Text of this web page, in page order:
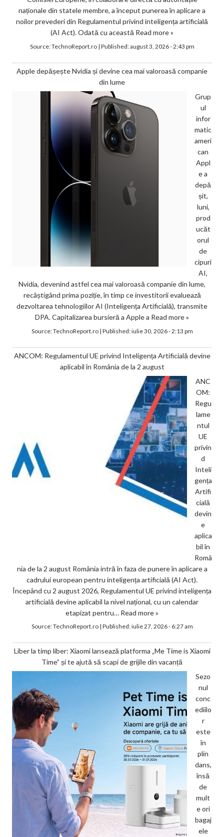
naționale din statele membre, a început punerea în aplicare a
noilor prevederi din Regulamentul privind inteligența artificială
(AI Act). Odată cu această Read more »
Source:TechnoReport.ro| Published:august 3, 2026 - 2:43 pm
Apple depășește Nvidia și devine cea mai valoroasă companie
din lume
Grup
ul
infor
matic
ameri
can
Appl
e a
depă
șit,
luni,
prod
ucăt
orul
de
cipuri
AI,
Nvidia, devenind astfel cea mai valoroasă companie din lume,
recâștigând prima poziție, în timp ce investitorii evaluează
dezvoltarea tehnologiilor AI (Inteligența Artificială), transmite
DPA. Capitalizarea bursieră a Apple a Read more »
Source:TechnoReport.ro| Published:iulie 30, 2026 - 2:13 pm
ANCOM: Regulamentul UE privind Inteligența Artificială devine
aplicabil în România de la 2 august
ANC
OM:
Regu
lame
ntul
UE
privin
d
Inteli
gența
Artifi
cială
devin
e
aplica
bil în
Româ
nia de la 2 august România intră în faza de punere în aplicare a
cadrului european pentru inteligența artificială (AI Act).
Începând cu 2 august 2026, Regulamentul UE privind inteligența
artificială devine aplicabil la nivel național, cu un calendar
etapizat pentru… Read more »
Source:TechnoReport.ro| Published:iulie 27, 2026 - 6:27 am
Liber la timp liber: Xiaomi lansează platforma „Me Time is Xiaomi
Time” și te ajută să scapi de grijile din vacanță
Sezo
nul
conc
ediilo
r
este
în
plin
dans,
însă
de
mult
e ori
bagaj
ele